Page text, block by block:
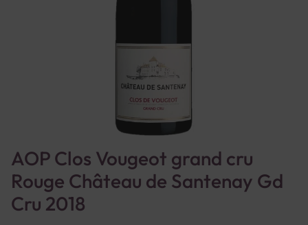
AOP Clos Vougeot grand cru
Rouge Château de Santenay Gd
Cru 2018